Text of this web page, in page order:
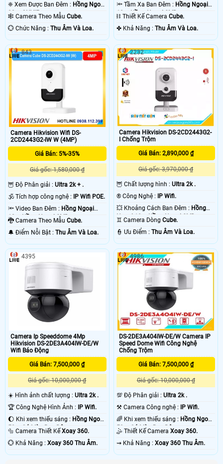
❈ Xem Được Ban Đêm : Hồng Ngoại
30m ONVIF.
🕸️ Camera Theo Mẫu Cube.
️💮 Chức Năng : Thu Âm Và Loa.
🔦 Tầm Xa Ban Đêm : Hồng Ngoại
10m Hồng Ngoại SMD.
⛓ Thiết Kế CameraCube.
️✤ Khả Năng :Thu Âm Và Loa.
Camera Hikvision Wifi DS-
2CD2443G2-IW W (4MP)
Giá Bán: 5%-35%
Giá gốc: 1,580,000 ₫
🦉 Độ Phân giải : Ultra 2k + .
🕉️ Tích hợp công nghệ : IP Wifi POE.
🔦 Video Ban Đêm : Hồng Ngoại
10m Hồng Ngoại SMD.
🐉️ Camera Theo Mẫu Cube.
️🔔 Điểm Nỗi Bật : Thu Âm Và Loa.
843
Camera Hikvision DS-2CD2443G2-
I Chống Trộm
Giá Bán: 2,890,000 ₫
Giá gốc: 3,970,000 ₫
🦉 Chất lượng hình :Ultra 2k .
®️ Công Nghệ : IP Wifi.
💥 Khoảng Cách Ban Đêm : Hồng
Ngoại 10m Hồng Ngoại SMD.
♊ Camera DòngCube.
️👮 Ưu Điểm :Thu Âm Và Loa.
2232
Camera Ip Speeddome 4Mp
Hikvision DS-2DE3A404IW-DE/W
Wifi Báo Động
Giá Bán: 7,500,000 ₫
Giá gốc: 10,000,000 ₫
☀️ Hình ảnh chất lượng : Ultra 2k .
🏆 Công Nghệ Hình Ảnh :
IP Wifi.
🌔 Khi xem thiếu sáng : Hồng Ngoại
50m Có Màu Ban Đêm.
🔩 Camera Thiết Kế Xoay 360.
️💮 Khả Năng : Xoay 360 Thu Âm.
4395
DS-2DE3A404IW-DE/W Camera IP
Speed Dome Wifi Công Nghệ
Chống Trộm
Giá Bán: 7,500,000 ₫
Giá gốc: 10,000,000 ₫
💯 Độ Phân giải :Ultra 2k .
⚒ Camera Công nghệ :
IP Wifi.
🌈 Khi xem thiếu sáng : Hồng Ngoại
50m Có Màu Ban Đêm.
🤹 Thiết Kế CameraXoay 360.
️⇝ Khả Năng :Xoay 360 Thu Âm.
4986